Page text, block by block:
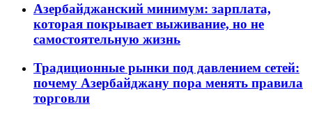
Азербайджанский минимум: зарплата,
которая покрывает выживание, но не
самостоятельную жизнь
Традиционные рынки под давлением сетей:
почему Азербайджану пора менять правила
торговли